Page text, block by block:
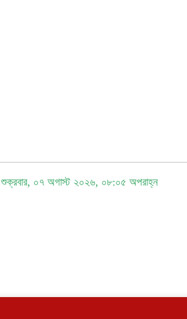
শুক্রবার, ০৭ অগাস্ট ২০২৬, ০৮:০৫ অপরাহ্ন